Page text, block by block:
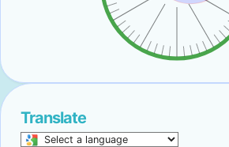
Translate
Select